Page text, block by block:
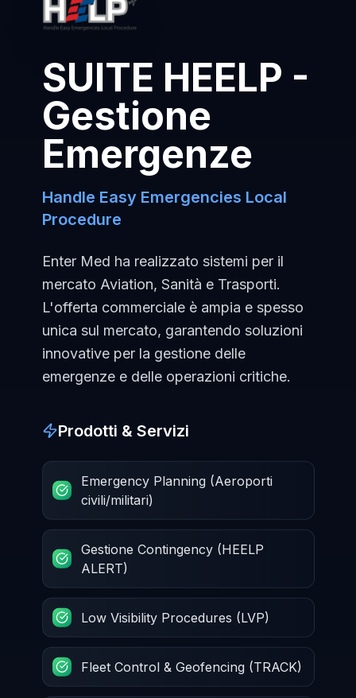
SUITE HEELP -
Gestione
Emergenze
Handle Easy Emergencies Local
Procedure
Enter Med ha realizzato sistemi per il
mercato Aviation, Sanità e Trasporti.
L'offerta commerciale è ampia e spesso
unica sul mercato, garantendo soluzioni
innovative per la gestione delle
emergenze e delle operazioni critiche.
Prodotti & Servizi
Emergency Planning (Aeroporti
civili/militari)
Gestione Contingency (HEELP
ALERT)
Low Visibility Procedures (LVP)
Fleet Control & Geofencing (TRACK)